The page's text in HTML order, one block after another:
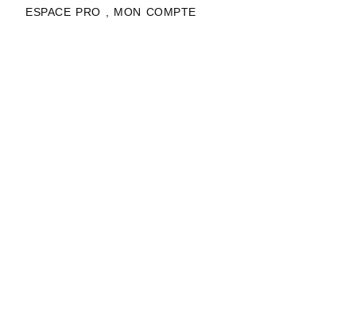
ESPACE PRO , MON COMPTE